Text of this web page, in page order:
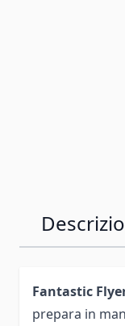
Fantastic
prepara in